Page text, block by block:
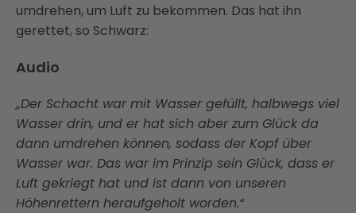
umdrehen, um Luft zu bekommen. Das hat ihn
gerettet, so Schwarz:
Audio
„Der Schacht war mit Wasser gefüllt, halbwegs viel
Wasser drin, und er hat sich aber zum Glück da
dann umdrehen können, sodass der Kopf über
Wasser war. Das war im Prinzip sein Glück, dass er
Luft gekriegt hat und ist dann von unseren
Höhenrettern heraufgeholt worden.“